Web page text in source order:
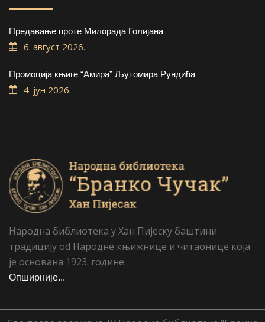
Предавање проте Милорада Голијана
6. август 2026.
Промоција књиге “Амира” Љутомира Рундића
4. јун 2026.
Народна библиотека у Хан Пијеску баштини
традицију od Народне књижнице и читаонице која
је основана 1923. године.
Опширније...